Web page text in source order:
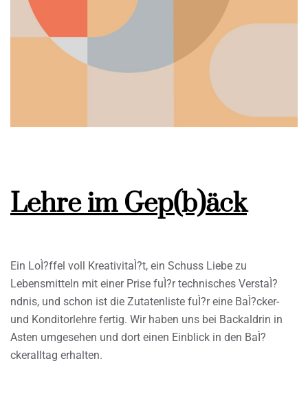
Lehre im Gep(b)äck
Ein LoÌ?ffel voll KreativitaÌ?t, ein Schuss Liebe zu
Lebensmitteln mit einer Prise fuÌ?r technisches VerstaÌ?
ndnis, und schon ist die Zutatenliste fuÌ?r eine BaÌ?cker-
und Konditorlehre fertig. Wir haben uns bei Backaldrin in
Asten umgesehen und dort einen Einblick in den BaÌ?
ckeralltag erhalten.